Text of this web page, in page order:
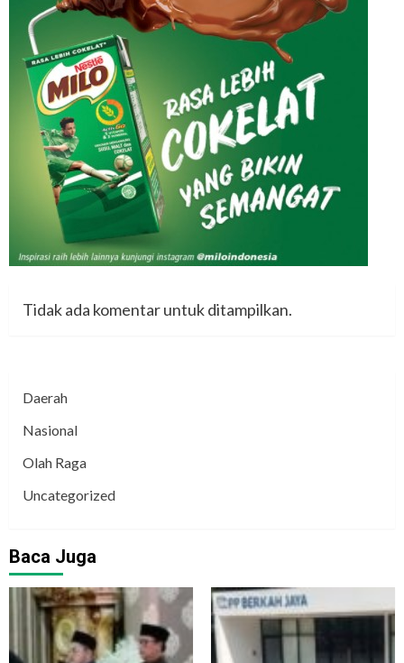
Tidak ada komentar untuk ditampilkan.
Daerah
Nasional
Olah Raga
Uncategorized
Baca Juga